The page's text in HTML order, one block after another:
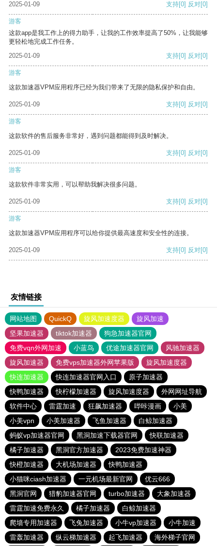
2025-01-09 支持[0] 反对[0]
游客
这款app是我工作上的得力助手，让我的工作效率提高了50%，让我能够
更轻松地完成工作任务。
2025-01-09
支持[0] 反对[0]
游客
这款加速器VPM应用程序已经为我们带来了无限的隐私保护和自由。
2025-01-09 支持[0] 反对[0]
游客
这款软件的售后服务非常好，遇到问题都能得到及时解决。
2025-01-09 支持[0] 反对[0]
游客
这款软件非常实用，可以帮助我解决很多问题。
2025-01-09 支持[0] 反对[0]
游客
这款加速器VPM应用程序可以给你提供最高速度和安全性的连接。
2025-01-09 支持[0] 反对[0]
友情链接
网站地图 QuickQ 旋风加速度器
旋风加速
坚果加速器
tiktok加速器
狗急加速器官网
免费vqn外网加速
小蓝鸟 优途加速器官网
风驰加速器
旋风加速器
免费vps加速器外网苹果版
旋风加速度器
快连加速器
快连加速器官网入口
原子加速器
快鸭加速器
快柠檬加速器 旋风加速度器
外网网址导航
软件中心
雷霆加速 狂飙加速器 哔咔漫画
小美
小美vpn
小美加速器 飞鱼加速器
白鲸加速器
蚂蚁vp加速器官网
黑洞加速下载器官网
快联加速器
橘子加速器
黑洞官方加速器
2023免费加速神器
快橙加速器
大机场加速器
快鸭加速器
小猫咪ciash加速器
一元机场最新官网
优云666
黑洞官网
猎豹加速器官网 turbo加速器
大象加速器
雷霆加速免费永久
橘子加速器
白鲸加速器
爬墙专用加速器
飞兔加速器 小牛vp加速器
小牛加速
雷轰加速器
纵云梯加速器 起飞加速器 海外梯子官网